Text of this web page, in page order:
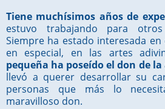
Tiene muchísimos años de
estuvo trabajando para
Siempre ha estado interesada
en especial, en las artes
pequeña ha poseído el don de
llevó a querer desarrollar su
personas que más lo
maravilloso don.